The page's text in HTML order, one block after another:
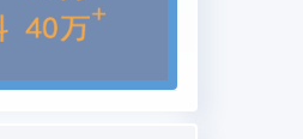
降解、畜集气浮的经济效益
细菌、真菌表面话性物涉
颗粒物的分类乳浊油滴扩